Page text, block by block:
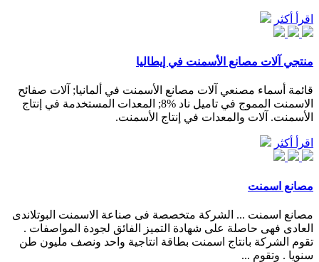
اقرأ أكثر
منتجي آلات مصانع الأسمنت في إيطاليا
قائمة أسماء مصنعي آلات مصانع الأسمنت في ألمانيا; آلات صفائح
الاسمنت المموج في تاميل ناد %8; المعدات المستخدمة في إنتاج
الأسمنت. آلات والمعدات في إنتاج الأسمنت.
اقرأ أكثر
مصانع اسمنت
مصانع اسمنت ... الشركة متخصصة فى صناعة الاسمنت البوتلاندى
العادى فهى حاصلة على شهادة التميز الفائق لجودة المواصفات .
تقوم الشركة بانتاج اسمنت بطاقة انتاجية واحد ونصف مليون طن
سنويا . وتقوم ...